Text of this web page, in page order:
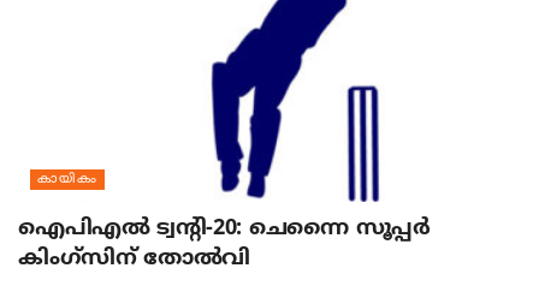
കായികം
ഐപിഎല്‍ ട്വന്റി-20: ചെന്നൈ സൂപ്പര്‍
കിംഗ്‌സിന് തോല്‍വി